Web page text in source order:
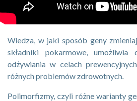
Wiedza, w jaki sposób geny
składniki pokarmowe, umożliwia
odżywiania w celach
różnych problemów zdrowotnych.
Polimorfizmy, czyli różne warianty